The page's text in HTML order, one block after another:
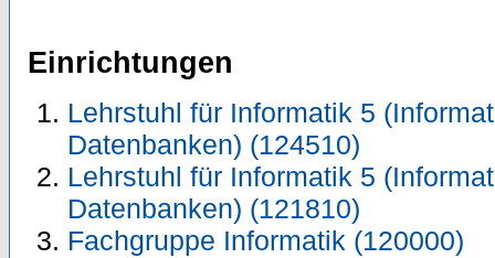
Einrichtungen
Lehrstuhl für Informatik 5
Datenbanken) (124510)
Lehrstuhl für Informatik 5
Datenbanken) (121810)
Fachgruppe Informatik (120000)